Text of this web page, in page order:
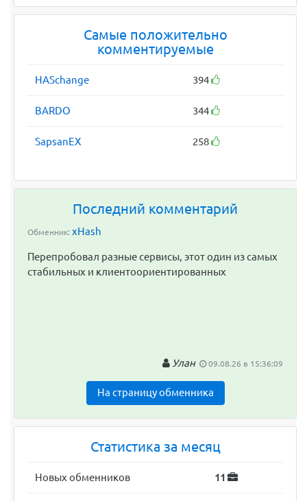
Самые положительно
комментируемые
HASchange 394
BARDO 344
SapsanEX 258
Последний комментарий
Обменник: xHash
Перепробовал разные сервисы, этот один из самых
стабильных и клиентоориентированных
Улан 09.08.26 в 15:36:09
На страницу обменника
Статистика за месяц
Новых обменников 11